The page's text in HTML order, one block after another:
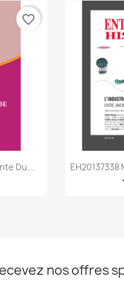
Du...
favorite_border

EH20137338
nos offres